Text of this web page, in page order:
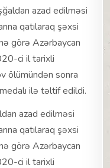
azad edilməsi
qatılaraq şəxsi
görə Azərbaycan
ci il tarixli
ölümündən sonra
medalı ilə təltif edildi.
azad edilməsi
qatılaraq şəxsi
görə Azərbaycan
ci il tarixli